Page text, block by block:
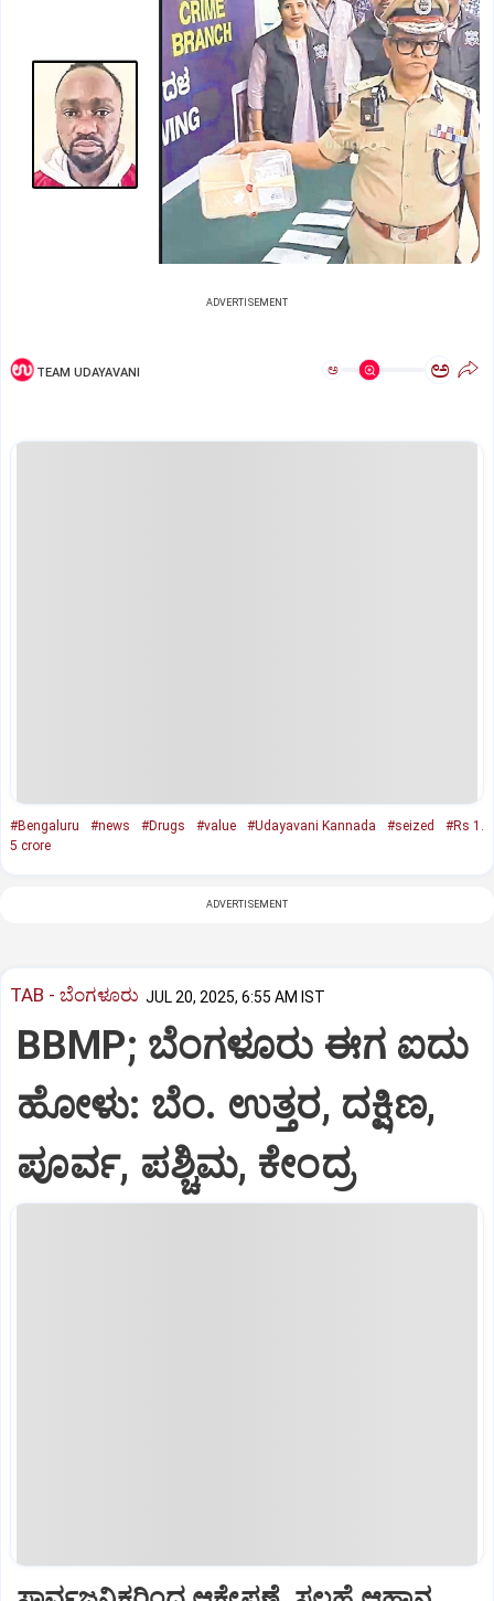
ADVERTISEMENT
TEAM UDAYAVANI ಅ ಅ
#Bengaluru #news #Drugs #value #Udayavani Kannada #seized
#Rs 1.
5 crore
ADVERTISEMENT
TAB - ಬೆಂಗಳೂರು JUL 20, 2025, 6:55 AM IST
BBMP; ಬೆಂಗಳೂರು ಈಗ ಐದು
ಹೋಳು: ಬೆಂ. ಉತ್ತರ, ದಕ್ಷಿಣ,
ಪೂರ್ವ, ಪಶ್ಚಿಮ, ಕೇಂದ್ರ